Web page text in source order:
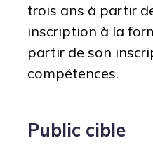
trois ans à partir
inscription à la
partir de son
compétences.
Public cible